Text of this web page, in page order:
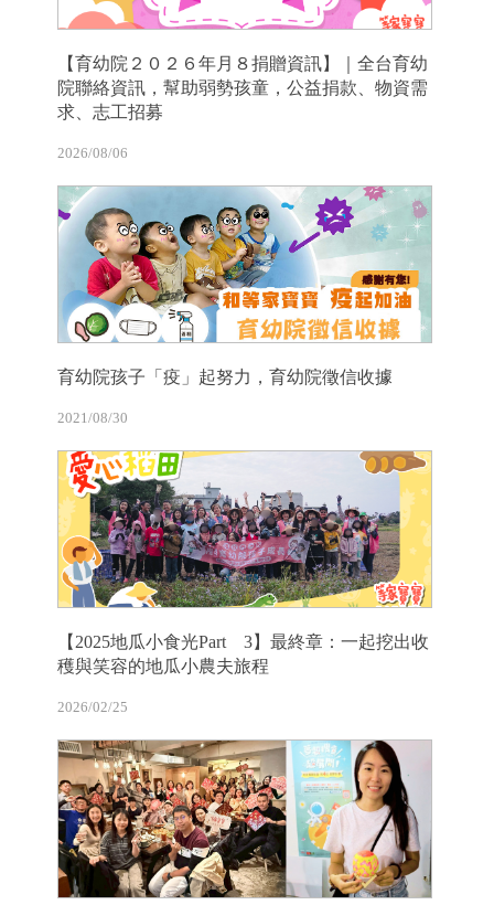
【育幼院２０２６年月８捐贈資訊】｜全台育幼
院聯絡資訊，幫助弱勢孩童，公益捐款、物資需
求、志工招募
2026/08/06
育幼院孩子「疫」起努力，育幼院徵信收據
2021/08/30
【2025地瓜小食光Part 3】最終章：一起挖出收
穫與笑容的地瓜小農夫旅程
2026/02/25